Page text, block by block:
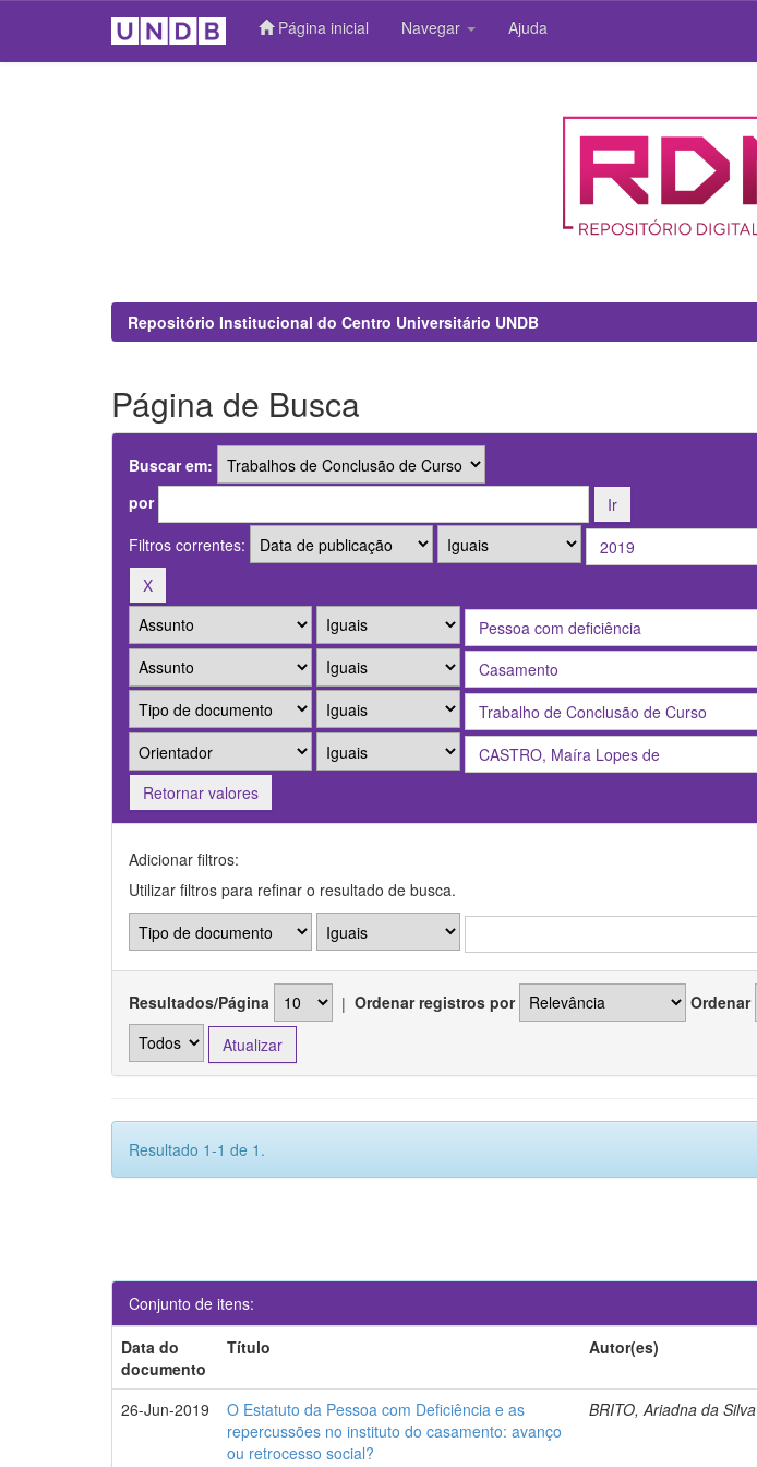
Página inicial Navegar Ajuda
Repositório Institucional do Centro Universitário UNDB
Página de Busca
Buscar em:
por
Filtros correntes:
Retornar valores
Adicionar filtros:
Utilizar filtros para refinar o resultado de busca.
Resultados/Página | Ordenar registros por Ordenar
Resultado 1-1 de 1.
Conjunto de itens:
Data do
documento
Título Autor(es)
26-Jun-2019
O Estatuto da Pessoa com Deficiência e as
repercussões no instituto do casamento: avanço
ou retrocesso social?
BRITO, Ariadna da Silva